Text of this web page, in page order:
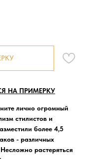
НА ПРИМЕРКУ
лично огромный
стилистов и
более 4,5
- различных
растеряться